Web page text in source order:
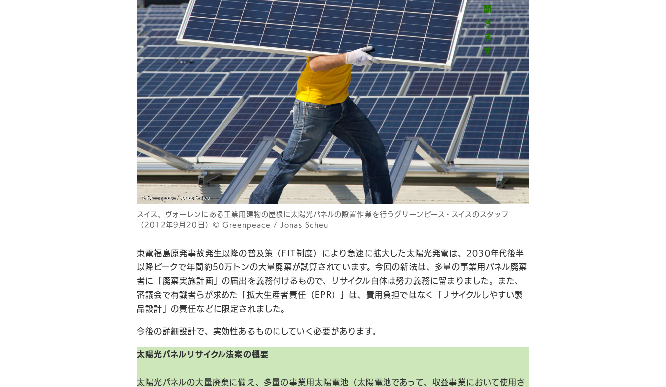
スイス、ヴォーレンにある工業用建物の屋根に太陽光パネルの設置作業を行うグリーンピース・スイスのスタッフ
（2012年9月20日）© Greenpeace / Jonas Scheu
東電福島原発事故発生以降の普及策（FIT制度）により急速に拡大した太陽光発電は、2030年代後半
以降ピークで年間約50万トンの大量廃棄が試算されています。今回の新法は、多量の事業用パネル廃棄
者に「廃棄実施計画」の届出を義務付けるもので、リサイクル自体は努力義務に留まりました。また、
審議会で有識者らが求めた「拡大生産者責任（EPR）」は、費用負担ではなく「リサイクルしやすい製
品設計」の責任などに限定されました。
今後の詳細設計で、実効性あるものにしていく必要があります。
太陽光パネルリサイクル法案の概要
太陽光パネルの大量廃棄に備え、多量の事業用太陽電池（太陽電池であって、収益事業において使用さ